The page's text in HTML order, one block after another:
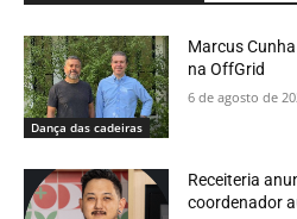
Dança das cadeiras
Marcus
na OffGrid
6 de agosto de
Receiteria
coordenador